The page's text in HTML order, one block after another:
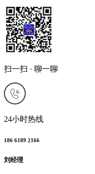
扫一扫 · 聊一聊
24小时热线
186 6189 2166
刘经理